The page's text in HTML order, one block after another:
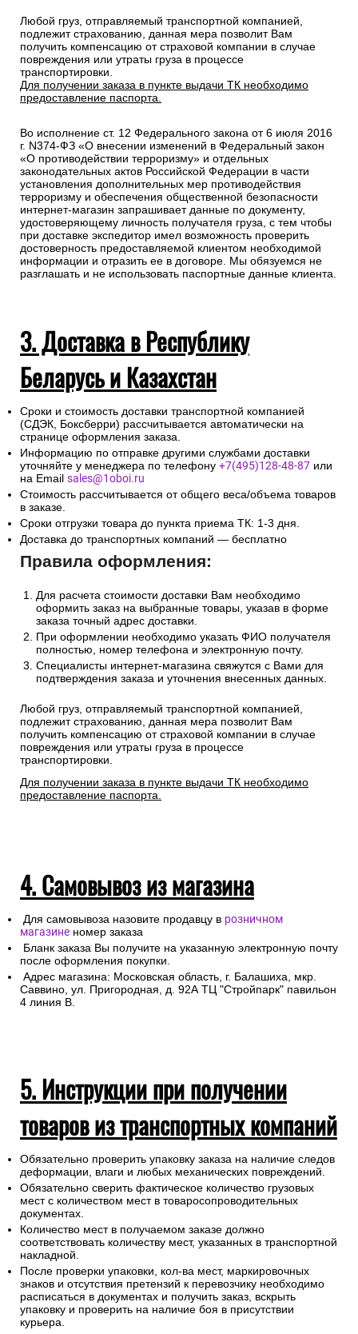
Любой груз, отправляемый транспортной компанией,
подлежит страхованию, данная мера позволит Вам
получить компенсацию от страховой компании в случае
повреждения или утраты груза в процессе
транспортировки.
Для получении заказа в пункте выдачи ТК необходимо
предоставление паспорта.
Во исполнение ст. 12 Федерального закона от 6 июля 2016
г. N374-ФЗ «О внесении изменений в Федеральный закон
«О противодействии терроризму» и отдельных
законодательных актов Российской Федерации в части
установления дополнительных мер противодействия
терроризму и обеспечения общественной безопасности
интернет-магазин запрашивает данные по документу,
удостоверяющему личность получателя груза, с тем чтобы
при доставке экспедитор имел возможность проверить
достоверность предоставляемой клиентом необходимой
информации и отразить ее в договоре. Мы обязуемся не
разглашать и не использовать паспортные данные клиента.
3. Доставка в Республику
Беларусь и Казахстан
Сроки и стоимость доставки транспортной компанией
(СДЭК, Боксберри) рассчитывается автоматически на
странице оформления заказа.
Информацию по отправке другими службами доставки
уточняйте у менеджера по телефону +7(495)128-48-87 или
на Email sales@1oboi.ru
Стоимость рассчитывается от общего веса/объема товаров
в заказе.
Сроки отгрузки товара до пункта приема ТК: 1-3 дня.
Доставка до транспортных компаний — бесплатно
Правила оформления:
Для расчета стоимости доставки Вам необходимо
оформить заказ на выбранные товары, указав в форме
заказа точный адрес доставки.
При оформлении необходимо указать ФИО получателя
полностью, номер телефона и электронную почту.
Специалисты интернет-магазина свяжутся с Вами для
подтверждения заказа и уточнения внесенных данных.
Любой груз, отправляемый транспортной компанией,
подлежит страхованию, данная мера позволит Вам
получить компенсацию от страховой компании в случае
повреждения или утраты груза в процессе
транспортировки.
Для получении заказа в пункте выдачи ТК необходимо
предоставление паспорта.
4. Самовывоз из магазина
Для самовывоза назовите продавцу в розничном
магазине номер заказа
Бланк заказа Вы получите на указанную электронную почту
после оформления покупки.
Адрес магазина: Московская область, г. Балашиха, мкр.
Саввино, ул. Пригородная, д. 92А ТЦ "Стройпарк" павильон
4 линия В.
5. Инструкции при получении
товаров из транспортных компаний
Обязательно проверить упаковку заказа на наличие следов
деформации, влаги и любых механических повреждений.
Обязательно сверить фактическое количество грузовых
мест с количеством мест в товаросопроводительных
документах.
Количество мест в получаемом заказе должно
соответствовать количеству мест, указанных в транспортной
накладной.
После проверки упаковки, кол-ва мест, маркировочных
знаков и отсутствия претензий к перевозчику необходимо
расписаться в документах и получить заказ, вскрыть
упаковку и проверить на наличие боя в присутствии
курьера.